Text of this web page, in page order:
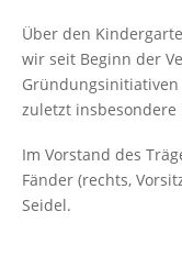
Über den
wir seit Beginn der
zuletzt
Im Vorstand des
Fänder (rechts,
Seidel.